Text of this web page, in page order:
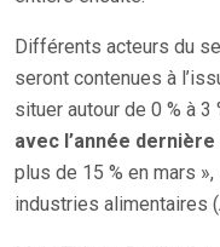
Différents acteurs du
seront contenues à
situer autour de 0 % à 3
avec l’année dernière
plus de 15 % en mars
industries alimentaires